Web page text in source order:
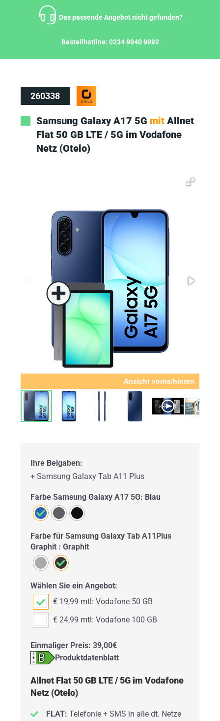
Das passende Angebot nicht gefunden?
Bestellhotline: 0234 9040 9092
260338
Samsung Galaxy A17 5G mitAllnet
Flat 50 GB LTE / 5G im Vodafone
Netz (Otelo)
Ansicht vorne/hinten
Ihre Beigaben:
+ Samsung Galaxy Tab A11 Plus
Farbe Samsung Galaxy A17 5G: Blau
Farbe für Samsung Galaxy Tab A11Plus
Graphit : Graphit
Wählen Sie ein Angebot:
€ 19,99 mtl: Vodafone 50 GB
€ 24,99 mtl: Vodafone 100 GB
Einmaliger Preis: 39,00€
Produktdatenblatt
Allnet Flat 50 GB LTE / 5G im Vodafone
Netz (Otelo)
FLAT: Telefonie + SMS in alle dt. Netze